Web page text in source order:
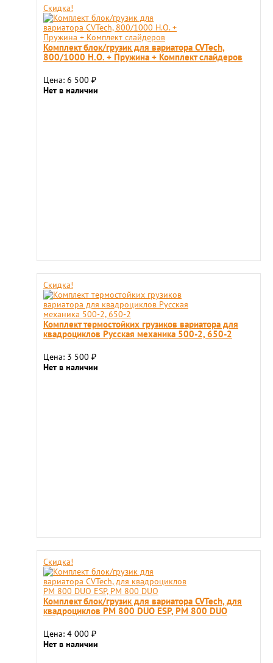
Скидка!
Комплект блок/грузик для вариатора CVTech,
800/1000 H.O. + Пружина + Комплект слайдеров
Цена: 6 500 ₽
Нет в наличии
Скидка!
Комплект термостойких грузиков вариатора для
квадроциклов Русская механика 500-2, 650-2
Цена: 3 500 ₽
Нет в наличии
Скидка!
Комплект блок/грузик для вариатора CVTech, для
квадроциклов РМ 800 DUO ESP, РМ 800 DUO
Цена: 4 000 ₽
Нет в наличии